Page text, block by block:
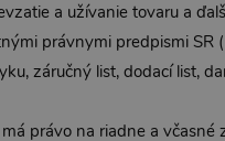
a užívanie tovaru a
právnymi predpismi SR
záručný list, dodací list,
právo na riadne a včasné